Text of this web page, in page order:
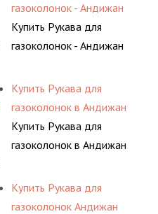
газоколонок - Андижан
Купить Рукава для
газоколонок - Андижан
Купить Рукава для
газоколонок в Андижан
Купить Рукава для
газоколонок в Андижан
Купить Рукава для
газоколонок Андижан